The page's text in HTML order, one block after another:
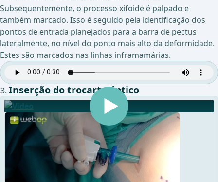
Subsequentemente, o processo xifoide é palpado e
também marcado. Isso é seguido pela identificação dos
pontos de entrada planejados para a barra de pectus
lateralmente, no nível do ponto mais alto da deformidade.
Estes são marcados nas linhas inframamárias.
Inserção do trocarte óptico